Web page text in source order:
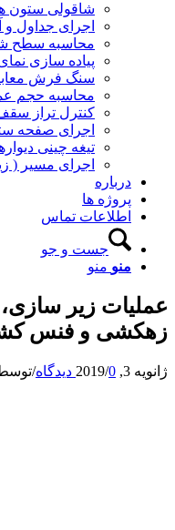
شاقولی ستون
اجرای جداول و
محاسبه سطح
پیاده سازی
سنگ فرش
محاسبه حجم
کنترل تراز
اجرای صفحه
تیغه چینی
اجرای مسیر (
درباره
پروژه ها
اطلاعات تماس
جست و جو
منو منو
عملیات زیر
زهکشی و فنس
ژانویه 3, 2019 /0 دیدگاه /